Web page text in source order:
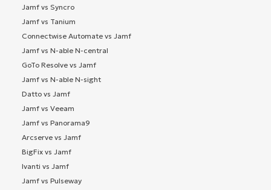
Jamf vs Syncro
Jamf vs Tanium
Connectwise Automate vs Jamf
Jamf vs N-able N-central
GoTo Resolve vs Jamf
Jamf vs N-able N-sight
Datto vs Jamf
Jamf vs Veeam
Jamf vs Panorama9
Arcserve vs Jamf
BigFix vs Jamf
Ivanti vs Jamf
Jamf vs Pulseway